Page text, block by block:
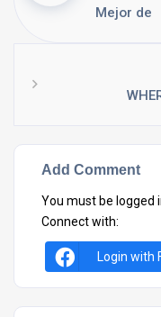
Mejor de
Add Comment
You must be logged
Connect with:
Login with